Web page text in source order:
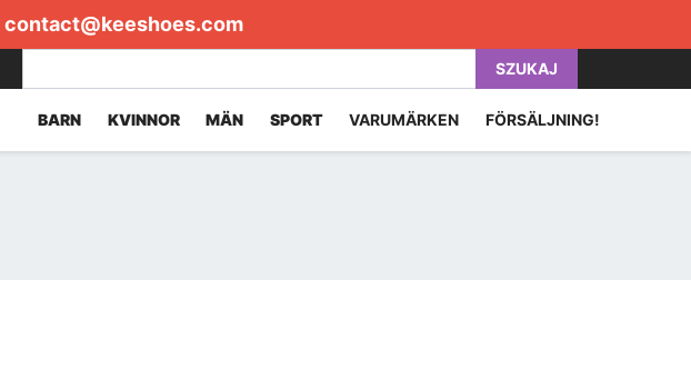
contact@keeshoes.com
SZUKAJ
BARN KVINNOR MÄN SPORT VARUMÄRKEN FÖRSÄLJNING!